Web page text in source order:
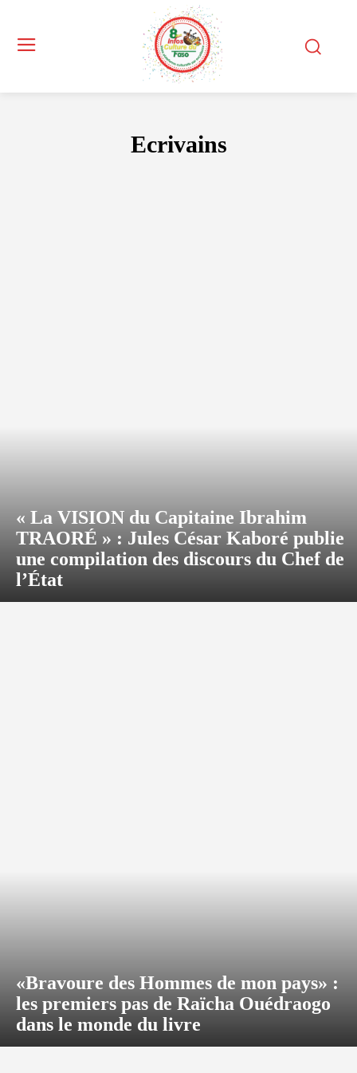
Ecrivains
« La VISION du Capitaine Ibrahim
TRAORÉ » : Jules César Kaboré publie
une compilation des discours du Chef de
l’État
«Bravoure des Hommes de mon pays» :
les premiers pas de Raïcha Ouédraogo
dans le monde du livre